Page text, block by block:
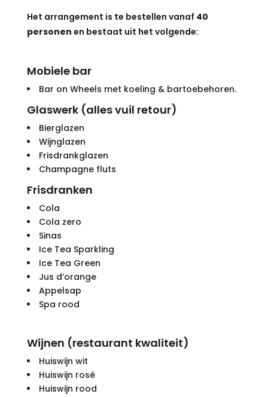
Het arrangement is te bestellen vanaf 40
personen en bestaat uit het volgende:
Mobiele bar
Bar on Wheels met koeling & bartoebehoren.
Glaswerk (alles vuil retour)
Bierglazen
Wijnglazen
Frisdrankglazen
Champagne fluts
Frisdranken
Cola
Cola zero
Sinas
Ice Tea Sparkling
Ice Tea Green
Jus d’orange
Appelsap
Spa rood
Wijnen (restaurant kwaliteit)
Huiswijn wit
Huiswijn rosé
Huiswijn rood